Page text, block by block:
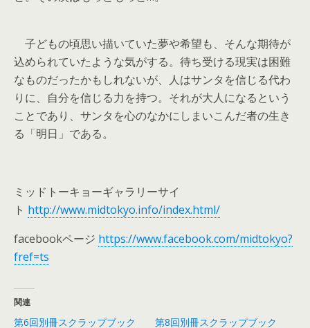
子どもの頃思い描いていた夢や希望も、そんな期待が
込められていたような気がする。待ち受ける現実は困難
なものだったかもしれないが、人はサンタを信じる代わ
りに、自分を信じる力を持つ。それが大人になるという
ことであり、サンタを心のなかにしまいこんだ者の生き
る「明日」である。
ミッドトーキョーギャラリーサイ
ト http://www.midtokyo.info/index.html/
facebookページ https://www.facebook.com/midtokyo?
fref=ts
関連
第6回別冊スクラップブック
第8回別冊スクラップブック